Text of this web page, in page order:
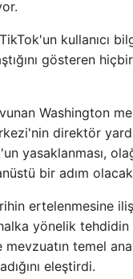
kullanıcı
gösteren hiçbir
Washington
direktör
yasaklanması,
bir adım
ertelenmesine
yönelik tehdidin
mevzuatın temel
eleştirdi.